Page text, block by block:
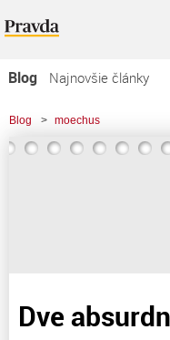
Blog
Najnovšie články
Najčítanejšie články
Najkomentovanejšie články
Blog > moechus
> Dve absurdné správy z
Dve